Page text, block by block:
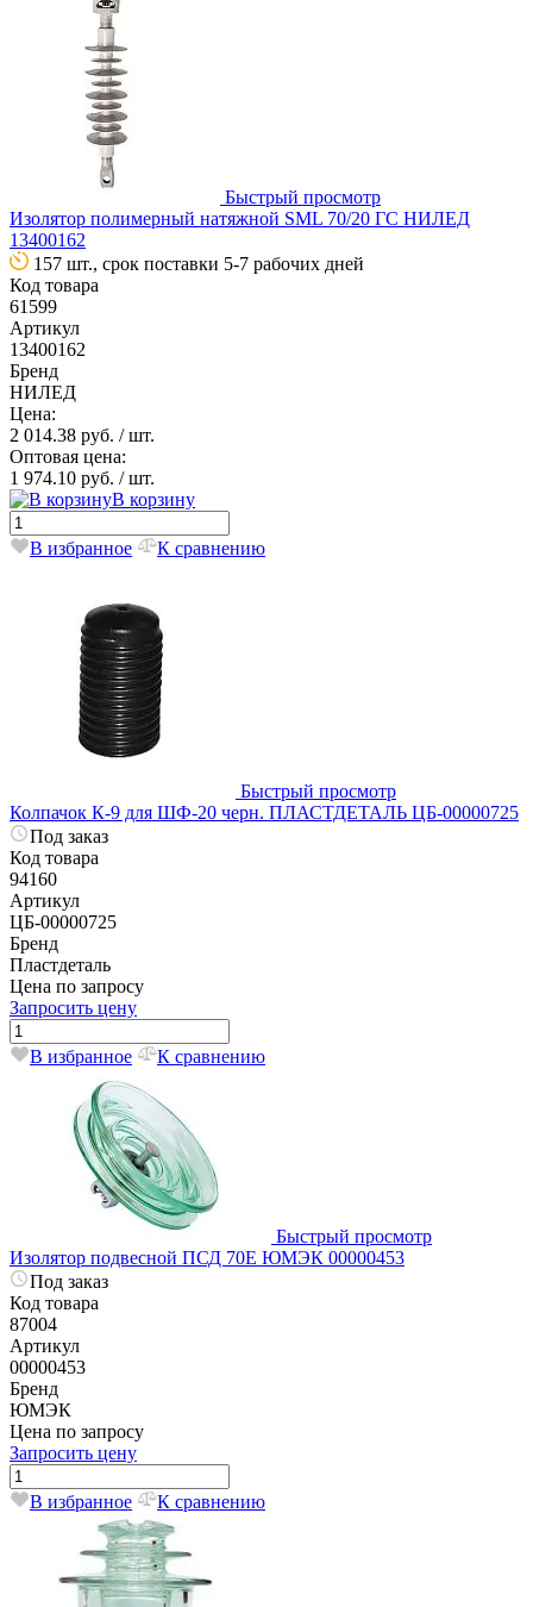
Быстрый просмотр
Изолятор полимерный натяжной SML 70/20 ГС НИЛЕД
13400162
157 шт., срок поставки 5-7 рабочих дней
Код товара
61599
Артикул
13400162
Бренд
НИЛЕД
Цена:
2 014.38 руб. / шт.
Оптовая цена:
1 974.10 руб. / шт.
В корзину
В избранное К сравнению
Быстрый просмотр
Колпачок К-9 для ШФ-20 черн. ПЛАСТДЕТАЛЬ ЦБ-00000725
Под заказ
Код товара
94160
Артикул
ЦБ-00000725
Бренд
Пластдеталь
Цена по запросу
Запросить цену
В избранное К сравнению
Быстрый просмотр
Изолятор подвесной ПСД 70Е ЮМЭК 00000453
Под заказ
Код товара
87004
Артикул
00000453
Бренд
ЮМЭК
Цена по запросу
Запросить цену
В избранное К сравнению